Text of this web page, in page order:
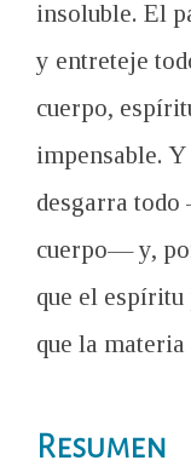
insoluble. El
y entreteje
cuerpo,
impensable.
desgarra
cuerpo— y,
que el
que la
Resumen